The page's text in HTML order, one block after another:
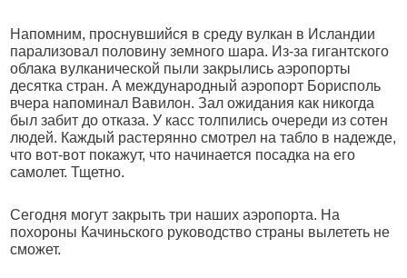
Напомним, проснувшийся в среду вулкан в Исландии
парализовал половину земного шара. Из-за гигантского
облака вулканической пыли закрылись аэропорты
десятка стран. А международный аэропорт Борисполь
вчера напоминал Вавилон. Зал ожидания как никогда
был забит до отказа. У касс толпились очереди из сотен
людей. Каждый растерянно смотрел на табло в надежде,
что вот-вот покажут, что начинается посадка на его
самолет. Тщетно.
Сегодня могут закрыть три наших аэропорта. На
похороны Качиньского руководство страны вылететь не
сможет.